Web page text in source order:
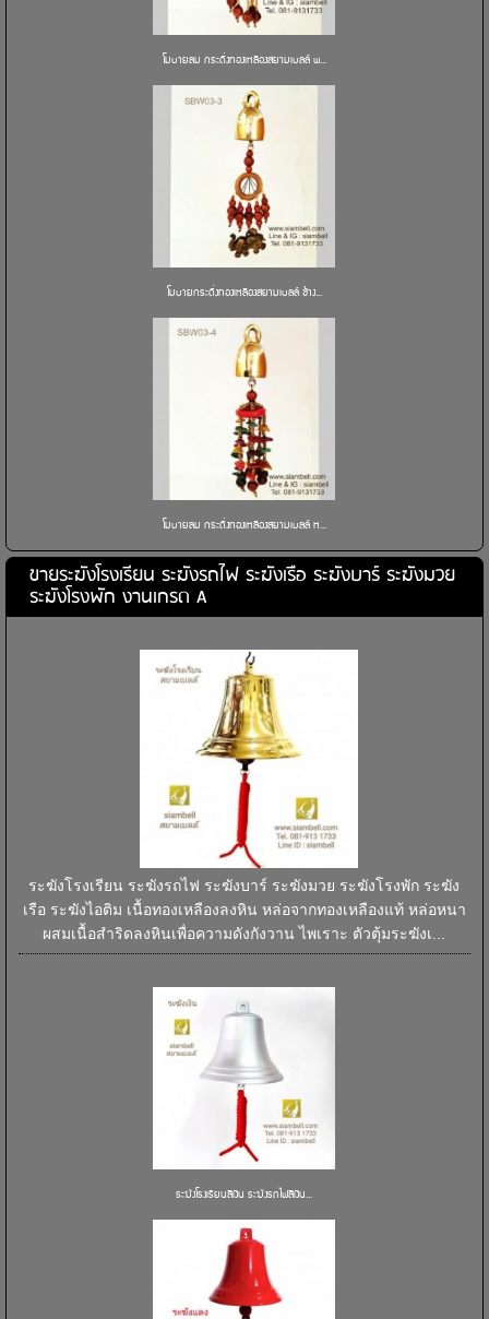
โมบายลม กระดิ่งทองเหลืองสยามเบลล์ พ...
โมบายกระดิ่งทองเหลืองสยามเบลล์ ช้าง...
โมบายลม กระดิ่งทองเหลืองสยามเบลล์ ห...
ขายระฆังโรงเรียน ระฆังรถไฟ ระฆังเรือ ระฆังบาร์ ระฆังมวย
ระฆังโรงพัก งานเกรด A
ระฆังโรงเรียน ระฆังรถไฟ ระฆังบาร์ ระฆังมวย ระฆังโรงพัก ระฆัง
เรือ ระฆังไอติม เนื้อทองเหลืองลงหิน หล่อจากทองเหลืองแท้ หล่อหนา
ผสมเนื้อสำริดลงหินเพื่อความดังกังวาน ไพเราะ ตัวตุ้มระฆังเ...
ระฆังโรงเรียนสีเงิน ระฆังรถไฟสีเงิน...